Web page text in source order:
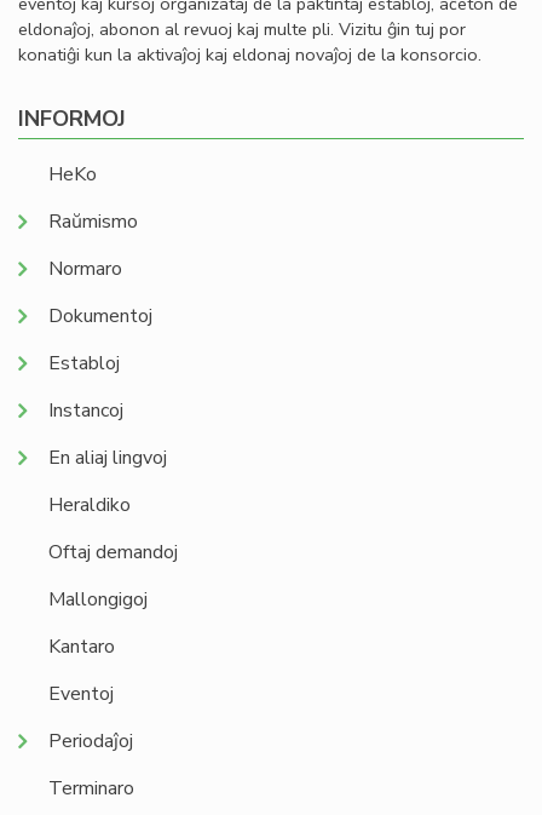
eldonaĵoj, abonon al revuoj kaj multe pli. Vizitu ĝin tuj por
konatiĝi kun la aktivaĵoj kaj eldonaj novaĵoj de la konsorcio.
INFORMOJ
HeKo
Raŭmismo
Normaro
Dokumentoj
Establoj
Instancoj
En aliaj lingvoj
Heraldiko
Oftaj demandoj
Mallongigoj
Kantaro
Eventoj
Periodaĵoj
Terminaro